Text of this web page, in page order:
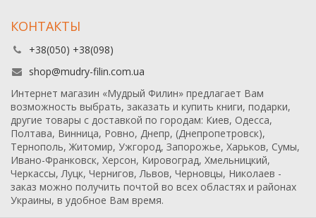
КОНТАКТЫ
+38(050) +38(098)
shop@mudry-filin.com.ua
Интернет магазин «Мудрый Филин» предлагает Вам
возможность выбрать, заказать и купить книги, подарки,
другие товары с доставкой по городам: Киев, Одесса,
Полтава, Винница, Ровно, Днепр, (Днепропетровск),
Тернополь, Житомир, Ужгород, Запорожье, Харьков, Сумы,
Ивано-Франковск, Херсон, Кировоград, Хмельницкий,
Черкассы, Луцк, Чернигов, Львов, Черновцы, Николаев -
заказ можно получить почтой во всех областях и районах
Украины, в удобное Вам время.